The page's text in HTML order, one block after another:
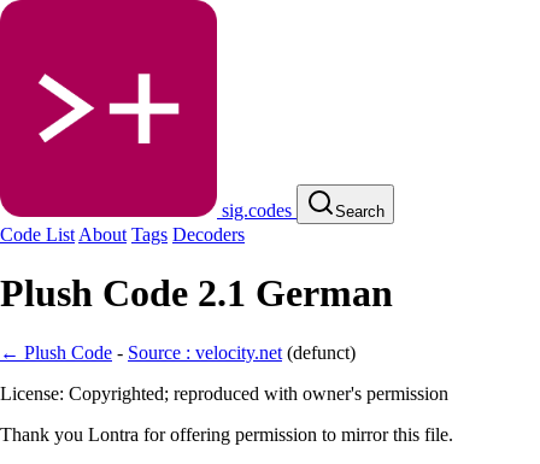
sig.codes Search
Code List About Tags Decoders
Plush Code 2.1 German
← Plush Code - Source : velocity.net (defunct)
License: Copyrighted; reproduced with owner's permission
Thank you Lontra for offering permission to mirror this file.